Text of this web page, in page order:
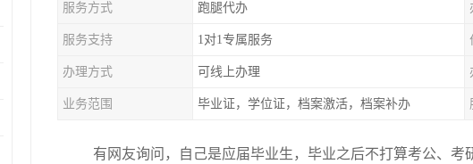
服务方式 跑腿代办
服务支持 1对1专属服务
办理方式 可线上办理
业务范围 毕业证，学位证，档案激活，档案补办
有网友询问，自己是应届毕业生，毕业之后不打算考公、